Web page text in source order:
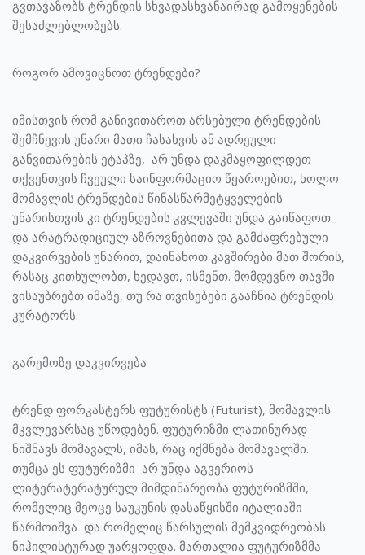
გვთავაზობს ტრენდის სხვადასხვანაირად გამოყენების
შესაძლებლობებს.
როგორ ამოვიცნოთ ტრენდები?
იმისთვის რომ განივითაროთ არსებული ტრენდების
შემჩნევის უნარი მათი ჩასახვის ან ადრეული
განვითარების ეტაპზე, არ უნდა დაკმაყოფილდეთ
თქვენთვის ჩვეული საინფორმაციო წყაროებით, ხოლო
მომავლის ტრენდების წინასწარმეტყველების
უნარისთვის კი ტრენდების კვლევაში უნდა გაიწაფოთ
და არატრადიციულ აზროვნებითა და გამძაფრებული
დაკვირვების უნარით, დაინახოთ კავშირები მათ შორის,
რასაც კითხულობთ, ხედავთ, ისმენთ. მომდევნო თავში
ვისაუბრებთ იმაზე, თუ რა თვისებები გააჩნია ტრენდის
კურატორს.
გარემოზე დაკვირვება
ტრენდ ფორკასტერს ფუტურისტს (Futurist), მომავლის
მკვლევარსაც უწოდებენ. ფუტურიზმი ლათინურად
ნიშნავს მომავალს, იმას, რაც იქმნება მომავალში.
თუმცა ეს ფუტურიზმი არ უნდა აგვერიოს
ლიტერატერატურულ მიმდინარეობა ფუტურიზმში,
რომელიც მეოცე საუკუნის დასაწყისში იტალიაში
წარმოიშვა და რომელიც წარსულის მემკვიდრეობას
ნიჰილისტურად უარყოფდა. მართალია ფუტურიზმმა